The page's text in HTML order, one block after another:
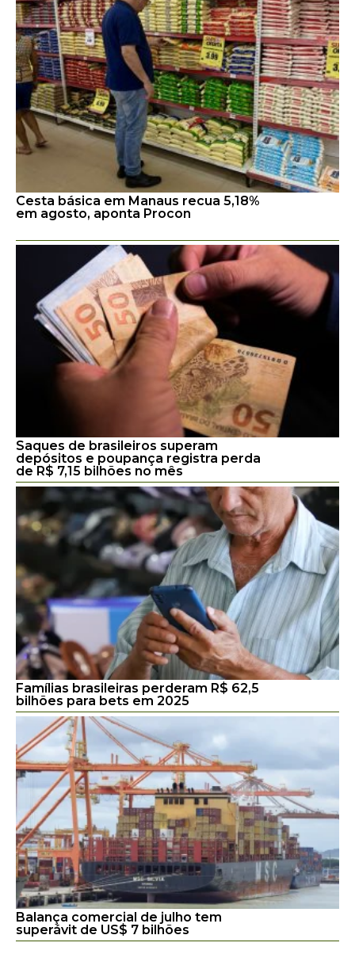
Cesta básica em Manaus recua 5,18%
em agosto, aponta Procon
Saques de brasileiros superam
depósitos e poupança registra perda
de R$ 7,15 bilhões no mês
Famílias brasileiras perderam R$ 62,5
bilhões para bets em 2025
Balança comercial de julho tem
superávit de US$ 7 bilhões